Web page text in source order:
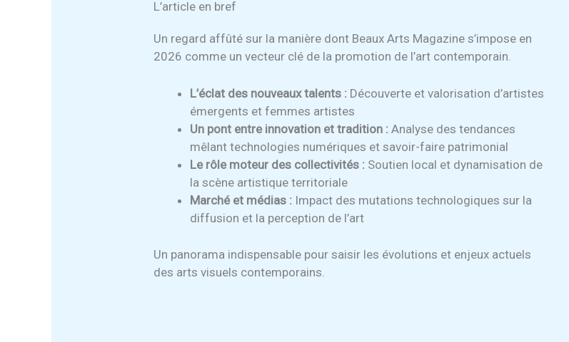
L’article en bref
Un regard affûté sur la manière dont Beaux Arts Magazine s’impose en
2026 comme un vecteur clé de la promotion de l’art contemporain.
L’éclat des nouveaux talents : Découverte et valorisation d’artistes
émergents et femmes artistes
Un pont entre innovation et tradition : Analyse des tendances
mêlant technologies numériques et savoir-faire patrimonial
Le rôle moteur des collectivités : Soutien local et dynamisation de
la scène artistique territoriale
Marché et médias : Impact des mutations technologiques sur la
diffusion et la perception de l’art
Un panorama indispensable pour saisir les évolutions et enjeux actuels
des arts visuels contemporains.